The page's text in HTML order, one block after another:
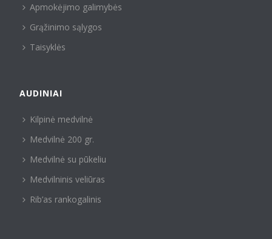
Apmokėjimo galimybės
Grąžinimo sąlygos
Taisyklės
AUDINIAI
Kilpinė medvilnė
Medvilnė 200 gr.
Medvilnė su pūkeliu
Medvilninis veliūras
Rib’as rankogalinis